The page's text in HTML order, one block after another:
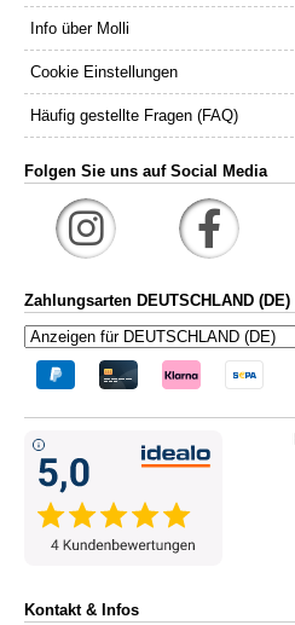
Info über Molli
Cookie Einstellungen
Häufig gestellte Fragen (FAQ)
Folgen Sie uns auf Social Media
Zahlungsarten DEUTSCHLAND (DE)
Kontakt & Infos